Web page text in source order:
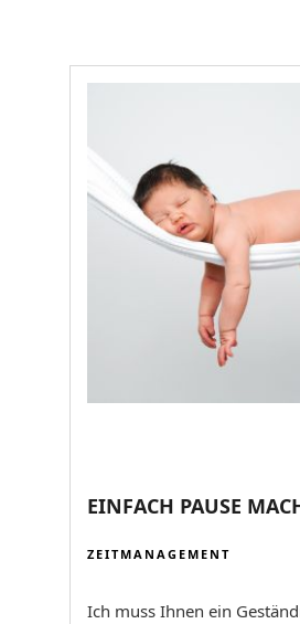
EINFACH PAUSE
ZEITMANAGEMENT
Ich muss Ihnen ein